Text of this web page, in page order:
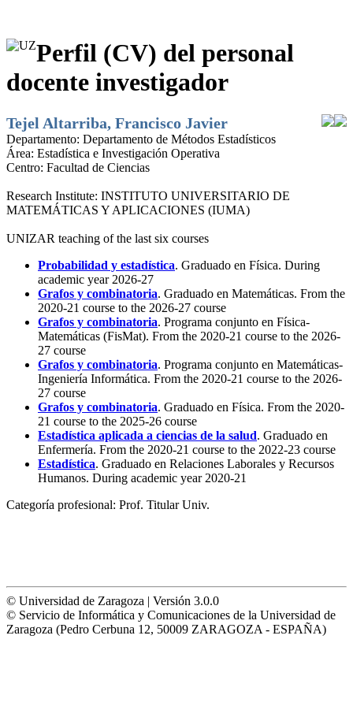
Perfil (CV) del personal
docente investigador
Tejel Altarriba, Francisco Javier
Departamento: Departamento de Métodos Estadísticos
Área: Estadística e Investigación Operativa
Centro: Facultad de Ciencias
Research Institute: INSTITUTO UNIVERSITARIO DE
MATEMÁTICAS Y APLICACIONES (IUMA)
UNIZAR teaching of the last six courses
Probabilidad y estadística. Graduado en Física. During
academic year 2026-27
Grafos y combinatoria. Graduado en Matemáticas. From the
2020-21 course to the 2026-27 course
Grafos y combinatoria. Programa conjunto en Física-
Matemáticas (FisMat). From the 2020-21 course to the 2026-
27 course
Grafos y combinatoria. Programa conjunto en Matemáticas-
Ingeniería Informática. From the 2020-21 course to the 2026-
27 course
Grafos y combinatoria. Graduado en Física. From the 2020-
21 course to the 2025-26 course
Estadística aplicada a ciencias de la salud. Graduado en
Enfermería. From the 2020-21 course to the 2022-23 course
Estadística. Graduado en Relaciones Laborales y Recursos
Humanos. During academic year 2020-21
Categoría profesional: Prof. Titular Univ.
© Universidad de Zaragoza | Versión 3.0.0
© Servicio de Informática y Comunicaciones de la Universidad de
Zaragoza (Pedro Cerbuna 12, 50009 ZARAGOZA - ESPAÑA)